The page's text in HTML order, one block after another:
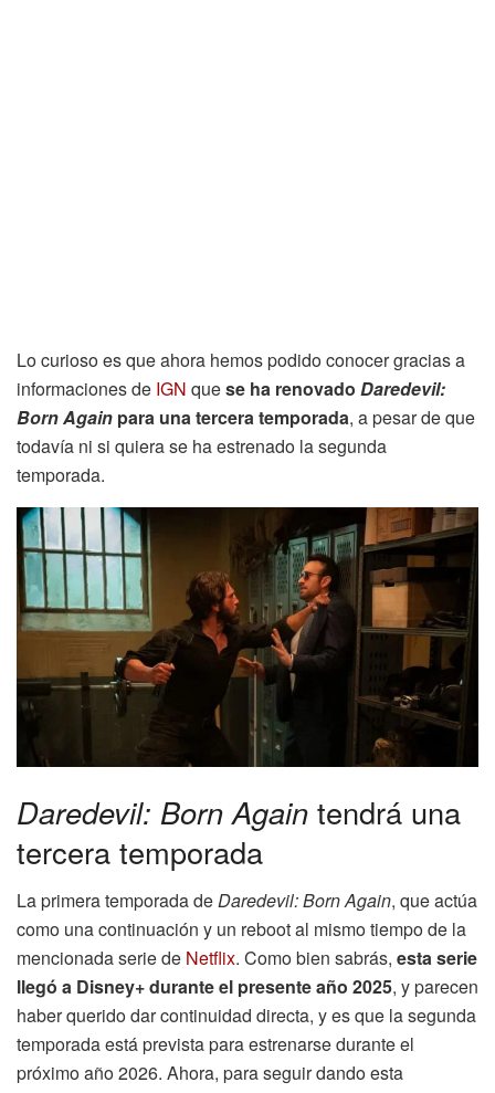
Lo curioso es que ahora hemos podido conocer gracias a
informaciones de IGN quese ha renovado Daredevil:
Born Again para una tercera temporada, a pesar de que
todavía ni si quiera se ha estrenado la segunda
temporada.
Daredevil: Born Again tendrá una
tercera temporada
La primera temporada deDaredevil: Born Again, que actúa
como una continuación y un reboot al mismo tiempo de la
mencionada serie de Netflix. Como bien sabrás, esta serie
llegó a Disney+ durante el presente año 2025, y parecen
haber querido dar continuidad directa, y es que la segunda
temporada está prevista para estrenarse durante el
próximo año 2026. Ahora, para seguir dando esta